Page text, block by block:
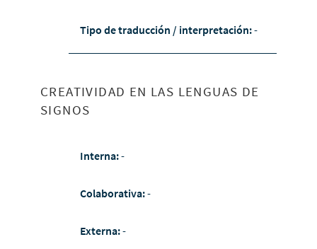
Tipo de traducción / interpretación:-
CREATIVIDAD EN LAS LENGUAS DE
SIGNOS
Interna:-
Colaborativa:-
Externa:-